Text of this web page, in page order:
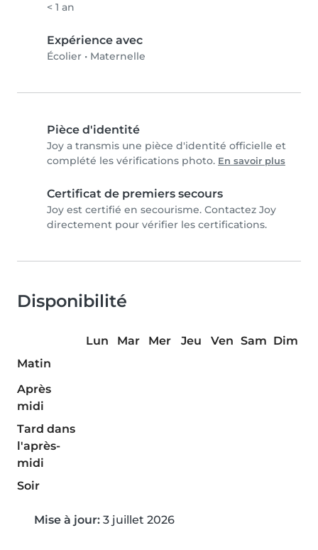
< 1 an
Expérience avec
Écolier • Maternelle
Pièce d'identité
Joy a transmis une pièce d'identité officielle et
complété les vérifications photo. En savoir plus
Certificat de premiers secours
Joy est certifié en secourisme. Contactez Joy
directement pour vérifier les certifications.
Disponibilité
Lun Mar Mer Jeu Ven Sam Dim
Matin
Après
midi
Tard dans
l'après-
midi
Soir
Mise à jour: 3 juillet 2026